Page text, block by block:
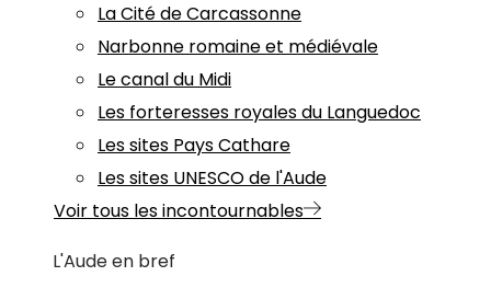
La Cité de Carcassonne
Narbonne romaine et médiévale
Le canal du Midi
Les forteresses royales du Languedoc
Les sites Pays Cathare
Les sites UNESCO de l'Aude
Voir tous les incontournables
L'Aude en bref